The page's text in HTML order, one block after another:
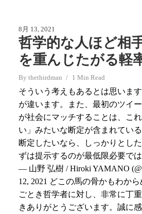
8月 13, 2021
哲学的な人ほど相
を重んじたがる軽
By thethirdman 1 Min Read
そういう考えもあるとは思いま
が違います。また、最初のツイ
が社会にマッチすることは、こ
い」みたいな断定が含まれてい
断定したいなら、しっかりとし
ずは提示するのが最低限必要で
— 山野 弘樹 / Hiroki YAMANO
12, 2021 どこの馬の骨かもわか
ごとき哲学者に対し、非常に丁
きありがとうございます。誠に